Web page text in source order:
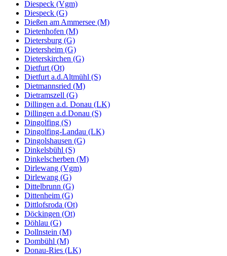
Diespeck (Vgm)
Diespeck (G)
Dießen am Ammersee (M)
Dietenhofen (M)
Dietersburg (G)
Dietersheim (G)
Dieterskirchen (G)
Dietfurt (Ot)
Dietfurt a.d.Altmühl (S)
Dietmannsried (M)
Dietramszell (G)
Dillingen a.d. Donau (LK)
Dillingen a.d.Donau (S)
Dingolfing (S)
Dingolfing-Landau (LK)
Dingolshausen (G)
Dinkelsbühl (S)
Dinkelscherben (M)
Dirlewang (Vgm)
Dirlewang (G)
Dittelbrunn (G)
Dittenheim (G)
Dittlofsroda (Ot)
Döckingen (Ot)
Döhlau (G)
Dollnstein (M)
Dombühl (M)
Donau-Ries (LK)